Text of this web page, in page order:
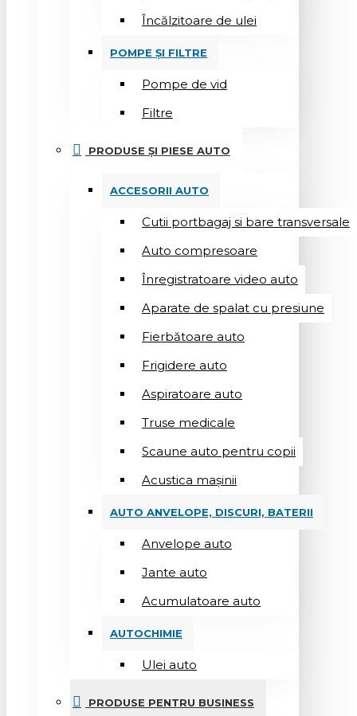
Încălzitoare de ulei
POMPE ȘI FILTRE
Pompe de vid
Filtre
PRODUSE ȘI PIESE AUTO
ACCESORII AUTO
Cutii portbagaj si bare transversale
Auto compresoare
Înregistratoare video auto
Aparate de spalat cu presiune
Fierbătoare auto
Frigidere auto
Aspiratoare auto
Truse medicale
Scaune auto pentru copii
Acustica mașinii
AUTO ANVELOPE, DISCURI, BATERII
Anvelope auto
Jante auto
Acumulatoare auto
AUTOCHIMIE
Ulei auto
PRODUSE PENTRU BUSINESS